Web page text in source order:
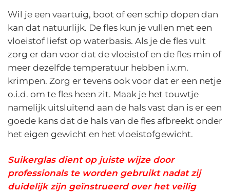
Wil je een vaartuig, boot of een schip dopen dan
kan dat natuurlijk. De fles kun je vullen met een
vloeistof liefst op waterbasis. Als je de fles vult
zorg er dan voor dat de vloeistof en de fles min of
meer dezelfde temperatuur hebben i.v.m.
krimpen. Zorg er tevens ook voor dat er een netje
o.i.d. om te fles heen zit. Maak je het touwtje
namelijk uitsluitend aan de hals vast dan is er een
goede kans dat de hals van de fles afbreekt onder
het eigen gewicht en het vloeistofgewicht.
Suikerglas dient op juiste wijze door
professionals te worden gebruikt nadat zij
duidelijk zijn geïnstrueerd over het veilig